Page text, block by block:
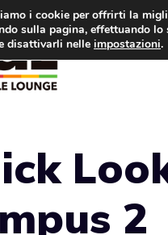
2
i cookie per offrirti la
sulla pagina, effettuando
disattivarli nelle impostazioni.